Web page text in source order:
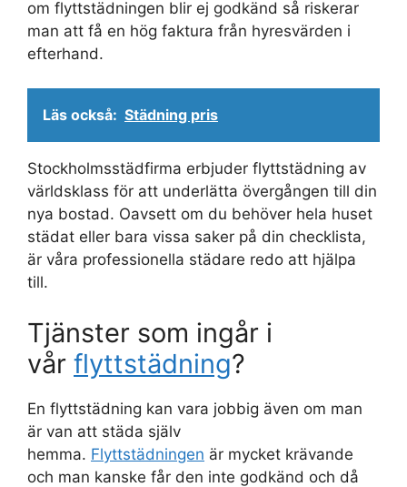
om flyttstädningen blir ej godkänd så riskerar
man att få en hög faktura från hyresvärden i
efterhand.
Läs också: Städning pris
Stockholmsstädfirma erbjuder flyttstädning av
världsklass för att underlätta övergången till din
nya bostad. Oavsett om du behöver hela huset
städat eller bara vissa saker på din checklista,
är våra professionella städare redo att hjälpa
till.
Tjänster som ingår i
vår flyttstädning?
En flyttstädning kan vara jobbig även om man
är van att städa själv
hemma. Flyttstädningen är mycket krävande
och man kanske får den inte godkänd och då